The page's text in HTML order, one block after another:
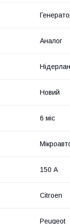
Аналог
Новий
6 міс
150 А
Citroen
Peugeot